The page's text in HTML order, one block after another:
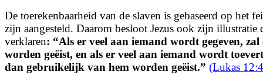
De toerekenbaarheid van de slaven is gebaseerd op het
zijn aangesteld. Daarom besloot Jezus ook zijn illustratie
verklaren: “Als er veel aan iemand wordt gegeven, zal
worden geëist, en als er veel aan iemand wordt
dan gebruikelijk van hem worden geëist.” (Lukas